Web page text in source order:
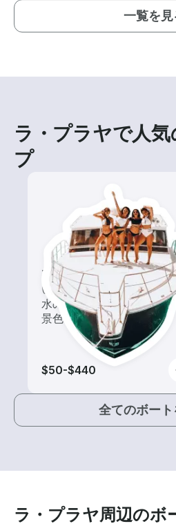
一覧を見
ラ・プラヤで人
プ
ツアー
いろんな再発見があるか
水の上から眺める一味違っ
景色を楽しもう！
$50-$440
全てのボート
ラ・プラヤ周辺のボ